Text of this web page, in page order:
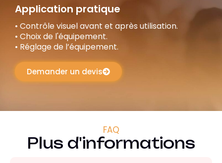
Application pratique
• Contrôle visuel avant et après utilisation.
• Choix de l'équipement.
• Réglage de l’équipement.
Demander un devis
FAQ
Plus d'informations